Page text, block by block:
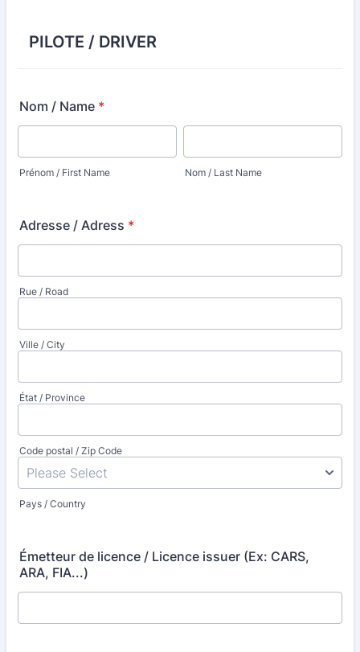
PILOTE / DRIVER
Nom / Name *
Prénom / First Name Nom / Last Name
Adresse / Adress *
Rue / Road
Ville / City
État / Province
Code postal / Zip Code
Pays / Country
Émetteur de licence / Licence issuer (Ex: CARS,
ARA, FIA...)